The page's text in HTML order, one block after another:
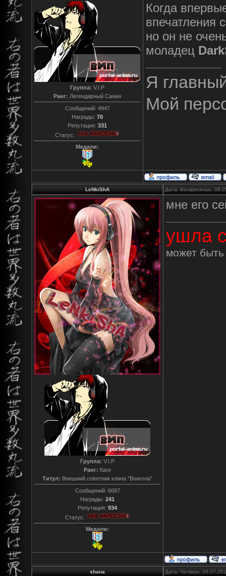
Группа: V.I.P
Ранг: Легендарный Санин
Сообщений: 4947
Награды: 70
Репутация: 331
Статус:
Медали:
Когда
впечатления
но он не
моладец
Я
Мой
LeNkiShA Дата: Воскресенье,
Группа: V.I.P
Ранг: Каге
Титул: Внешний советник клана "Вонгола"
Сообщений: 6687
Награды: 241
Репутация: 934
Статус:
Медали:
мне его
ушла
может быть
shana Дата: Четверг,